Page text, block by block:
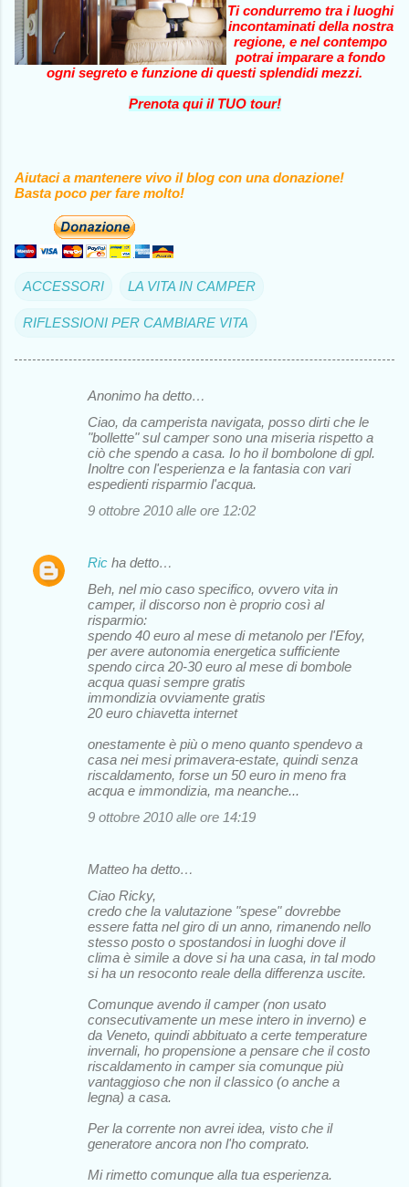
Ti condurremo tra i luoghi
incontaminati della nostra
regione, e nel contempo
potrai imparare a fondo
ogni segreto e funzione di questi splendidi mezzi.
Prenota qui il TUO tour!
Aiutaci a mantenere vivo il blog con una donazione!
Basta poco per fare molto!
ACCESSORI LA VITA IN CAMPER
RIFLESSIONI PER CAMBIARE VITA
t
i
Anonimo ha detto…
Ciao, da camperista navigata, posso dirti che le
"bollette" sul camper sono una miseria rispetto a
ciò che spendo a casa. Io ho il bombolone di gpl.
Inoltre con l'esperienza e la fantasia con vari
espedienti risparmio l'acqua.
9 ottobre 2010 alle ore 12:02
Ric ha detto…
Beh, nel mio caso specifico, ovvero vita in
camper, il discorso non è proprio così al
risparmio:
spendo 40 euro al mese di metanolo per l'Efoy,
per avere autonomia energetica sufficiente
spendo circa 20-30 euro al mese di bombole
acqua quasi sempre gratis
immondizia ovviamente gratis
20 euro chiavetta internet
onestamente è più o meno quanto spendevo a
casa nei mesi primavera-estate, quindi senza
riscaldamento, forse un 50 euro in meno fra
acqua e immondizia, ma neanche...
9 ottobre 2010 alle ore 14:19
Matteo ha detto…
Ciao Ricky,
credo che la valutazione "spese" dovrebbe
essere fatta nel giro di un anno, rimanendo nello
stesso posto o spostandosi in luoghi dove il
clima è simile a dove si ha una casa, in tal modo
si ha un resoconto reale della differenza uscite.
Comunque avendo il camper (non usato
consecutivamente un mese intero in inverno) e
da Veneto, quindi abbituato a certe temperature
invernali, ho propensione a pensare che il costo
riscaldamento in camper sia comunque più
vantaggioso che non il classico (o anche a
legna) a casa.
Per la corrente non avrei idea, visto che il
generatore ancora non l'ho comprato.
Mi rimetto comunque alla tua esperienza.